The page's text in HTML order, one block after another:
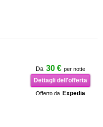
Da 30 € per notte
Dettagli dell'offerta
Offerto da Expedia